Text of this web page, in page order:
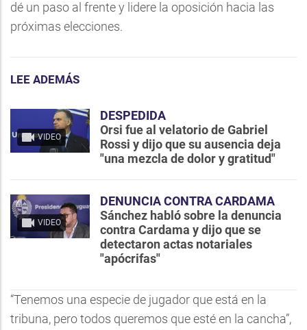
dé un paso al frente y lidere la oposición hacia las
próximas elecciones.
LEE ADEMÁS
VIDEO
DESPEDIDA
Orsi fue al velatorio de Gabriel
Rossi y dijo que su ausencia deja
"una mezcla de dolor y gratitud"
VIDEO
DENUNCIA CONTRA CARDAMA
Sánchez habló sobre la denuncia
contra Cardama y dijo que se
detectaron actas notariales
"apócrifas"
“Tenemos una especie de jugador que está en la
tribuna, pero todos queremos que esté en la cancha”,